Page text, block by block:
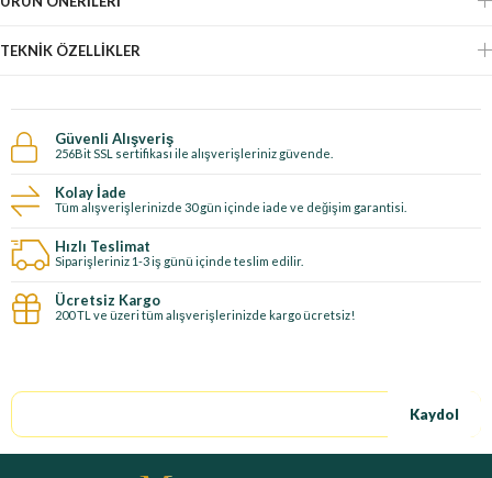
TEKNIK ÖZELLIKLER
Güvenli Alışveriş
256Bit SSL sertifikası ile alışverişleriniz güvende.
Kolay İade
Tüm alışverişlerinizde 30 gün içinde iade ve değişim garantisi.
Hızlı Teslimat
Siparişleriniz 1-3 iş günü içinde teslim edilir.
Ücretsiz Kargo
200 TL ve üzeri tüm alışverişlerinizde kargo ücretsiz!
Kaydol